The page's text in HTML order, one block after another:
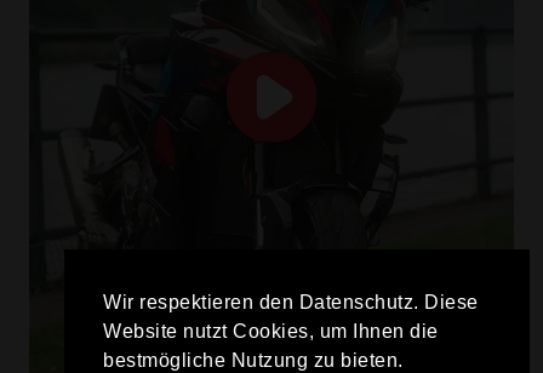
Wir respektieren den Datenschutz. Diese
Website nutzt Cookies, um Ihnen die
bestmögliche Nutzung zu bieten.